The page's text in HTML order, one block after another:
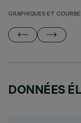
GRAPHIQUES ET
DONNÉES